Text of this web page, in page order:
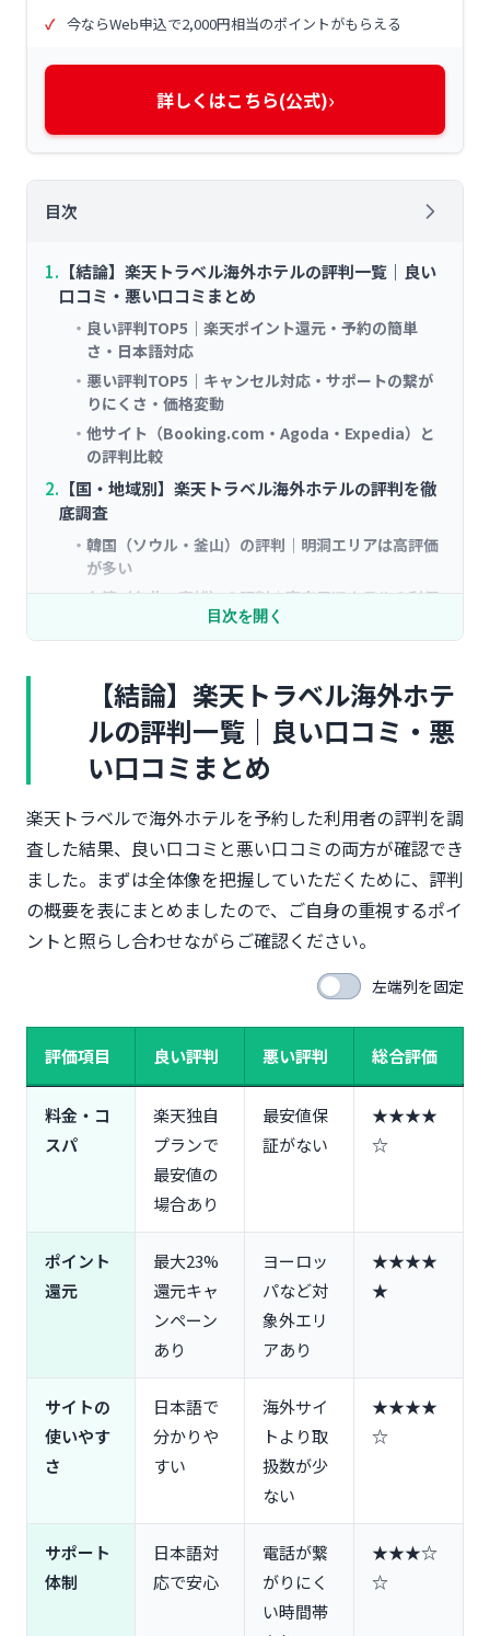
今ならWeb申込で2,000円相当のポイントがもらえる
詳しくはこちら(公式)›
目次
【結論】楽天トラベル海外ホテルの評判一覧｜良い
口コミ・悪い口コミまとめ
良い評判TOP5｜楽天ポイント還元・予約の簡単
さ・日本語対応
悪い評判TOP5｜キャンセル対応・サポートの繋が
りにくさ・価格変動
他サイト（Booking.com・Agoda・Expedia）と
の評判比較
【国・地域別】楽天トラベル海外ホテルの評判を徹
底調査
韓国（ソウル・釜山）の評判｜明洞エリアは高評価
が多い
台湾（台北・高雄）の評判｜夜市周辺ホテルの利便
東南アジア（タイ・ベトナム・シンガポール）の評
判｜コスパ重視なら高評価
ヨーロッパ（フランス・イタリア）の評判｜取扱数
の少なさに注意
楽天カード・楽天ポイントを活用したお得な予約方
楽天カードで海外ホテル予約時のポイント還元率
（最大4%）
SPUプログラム活用で還元率アップの具体的な方法
楽天トラベルスーパーSALE・お買い物マラソンとの
楽天トラベル海外ホテルのキャンセル・返金の実態
と対処法
キャンセル料の発生条件｜「返金不可プラン」と
「無料キャンセル」の違い
返金までの日数と実際の体験談（平均2週間～1ヶ
キャンセル時のトラブル対処法｜電話が繋がらない
場合の解決手順
「予約したのに現地で部屋がない」オーバーブッキ
ング時の対応
「写真と違う」ホテルの設備・清潔さに関するクレ
ーム対処法
現地での緊急連絡先と日本語サポートの使い方
楽天トラベルで海外ホテルを予約する安心ポイント
5つ
日本企業運営で日本語サポートが充実
口コミ数が豊富で宿泊者のリアルな評価が分かる
楽天会員なら個人情報入力の手間が省ける
楽天トラベルで海外ホテルを予約する際の注意点5
つ
海外ホテル取扱数は他サイトより少なめ（約50,000
目次を開く
【結論】楽天トラベル海外ホテ
ルの評判一覧｜良い口コミ・悪
い口コミまとめ
楽天トラベルで海外ホテルを予約した利用者の評判を調
査した結果、良い口コミと悪い口コミの両方が確認でき
ました。まずは全体像を把握していただくために、評判
の概要を表にまとめましたので、ご自身の重視するポイ
ントと照らし合わせながらご確認ください。
左端列を固定
評価項目 良い評判 悪い評判 総合評価
料金・コ
スパ
楽天独自
プランで
最安値の
場合あり
最安値保
証がない
★★★★
☆
ポイント
還元
最大23%
還元キャ
ンペーン
あり
ヨーロッ
パなど対
象外エリ
アあり
★★★★
★
サイトの
使いやす
さ
日本語で
分かりや
すい
海外サイ
トより取
扱数が少
ない
★★★★
☆
サポート
体制
日本語対
応で安心
電話が繋
がりにく
い時間帯
★★★☆
☆